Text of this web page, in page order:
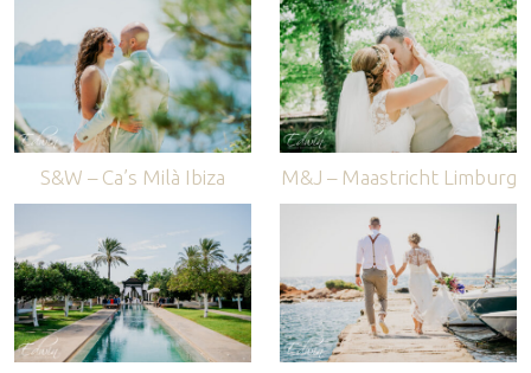
S&W – Ca’s Milà Ibiza M&J – Maastricht Limburg